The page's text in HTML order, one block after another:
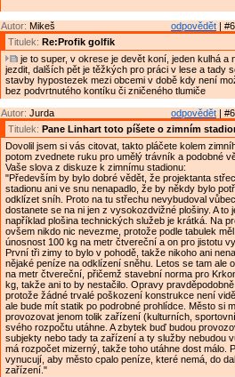
odpovědět |
Autor: Mikeš
Titulek: Re:Profik golfik
je to super, v okrese je devět koní, jeden kulhá a
jezdit, dalších pět je těžkých pro práci v lese a tady
stavby hypostezek mezi obcemi v době kdy není
bez podvrtnutého kontíku či zničeného tlumiče
odpovědět |
Autor: Jurda
Titulek: Pane Linhart toto píšete o zimním
Dovolil jsem si vás citovat, takto pláčete kolem
potom zvednete ruku pro umělý trávník a podobné
Vaše slova z diskuze k zimnímu stadionu:
"Především by bylo dobré vědět, že projektanta
stadionu ani ve snu nenapadlo, že by někdy bylo
odklízet sníh. Proto na tu střechu nevybudoval
dostanete se na ni jen z vysokozdvižné plošiny. A to
například plošina technických služeb je krátká. Na
ovšem nikdo nic nevezme, protože podle tabulek
únosnost 100 kg na metr čtvereční a on pro jistotu
První tři zimy to bylo v pohodě, takže nikoho ani
nějaké peníze na odklízení sněhu. Letos se tam ale
na metr čtvereční, přičemž stavební norma pro
kg, takže ani to by nestačilo. Opravy
protože žádné trvalé poškození konstrukce není
ale bude mít statik po podrobné prohlídce. Město si
provozovat jenom tolik zařízení (kulturních,
svého rozpočtu utáhne. A zbytek buď budou
subjekty nebo tady ta zařízení a ty služby nebudou
má rozpočet mizerný, takže toho utáhne dost málo.
vynucují, aby město cpalo peníze, které nemá, do
zařízení."